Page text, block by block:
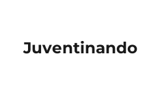
Juventinando